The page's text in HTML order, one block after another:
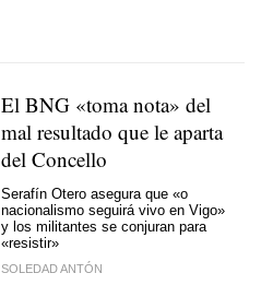
El BNG «toma nota» del
mal resultado que le aparta
del Concello
Serafín Otero asegura que «o
nacionalismo seguirá vivo en Vigo»
y los militantes se conjuran para
«resistir»
SOLEDAD ANTÓN